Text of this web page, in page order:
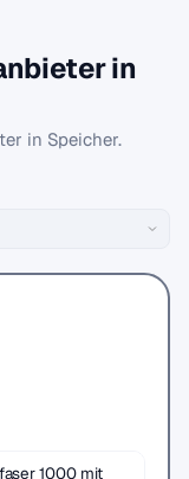
in
in Speicher.
1000 mit